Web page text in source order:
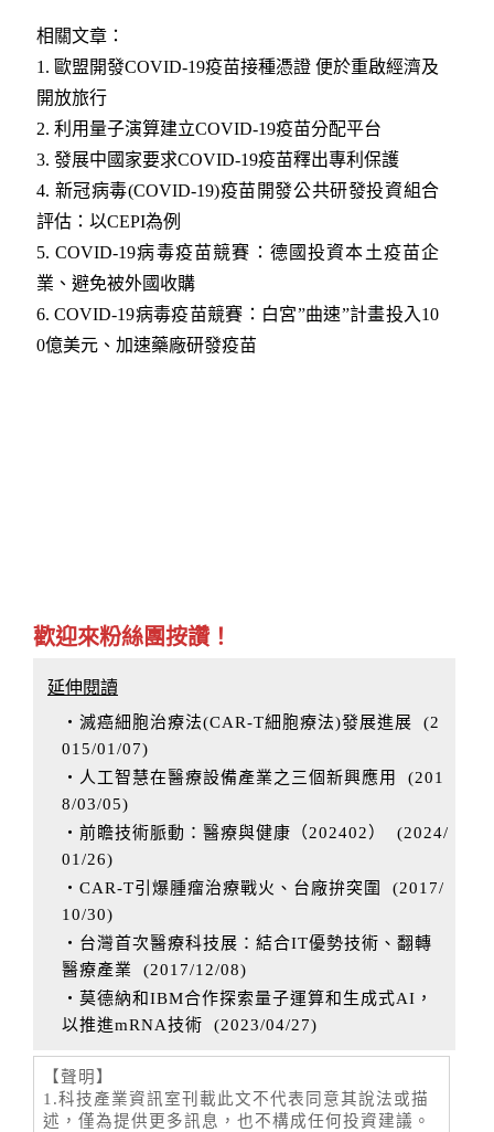
相關文章：
1. 歐盟開發COVID-19疫苗接種憑證 便於重啟經濟及
開放旅行
2. 利用量子演算建立COVID-19疫苗分配平台
3. 發展中國家要求COVID-19疫苗釋出專利保護
4. 新冠病毒(COVID-19)疫苗開發公共研發投資組合
評估：以CEPI為例
5.COVID-19病毒疫苗競賽：德國投資本土疫苗企
業、避免被外國收購
6.COVID-19病毒疫苗競賽：白宮”曲速”計畫投入10
0億美元、加速藥廠研發疫苗
歡迎來粉絲團按讚！
延伸閱讀
‧滅癌細胞治療法(CAR-T細胞療法)發展進展 (2
015/01/07)
‧人工智慧在醫療設備產業之三個新興應用
(201
8/03/05)
‧前瞻技術脈動：醫療與健康（202402）
(2024/
01/26)
‧CAR-T引爆腫瘤治療戰火、台廠拚突圍
(2017/
10/30)
‧台灣首次醫療科技展：結合IT優勢技術、翻轉
醫療產業
(2017/12/08)
‧莫德納和IBM合作探索量子運算和生成式AI，
以推進mRNA技術 (2023/04/27)
【聲明】
1.科技產業資訊室刊載此文不代表同意其說法或描
述，僅為提供更多訊息，也不構成任何投資建議。